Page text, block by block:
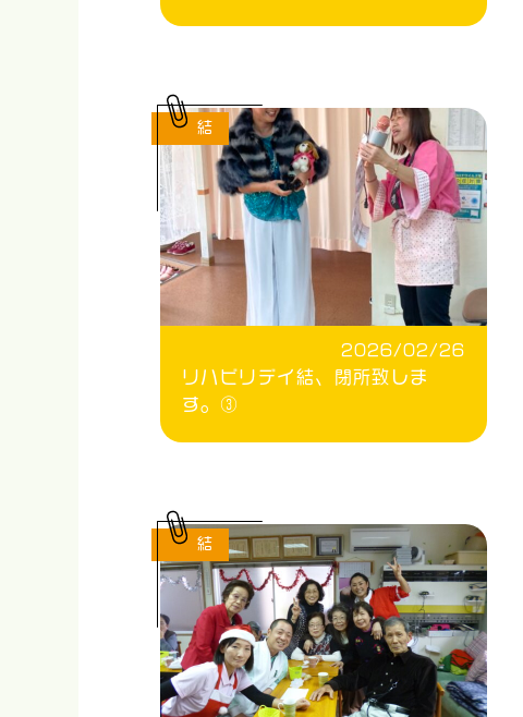
2026/02/26
リハビリデイ結、閉所致しま
す。③
結
結